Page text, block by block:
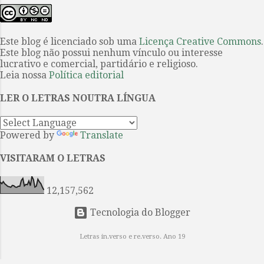
sobre uma obra de Agatha Christie
a ser produzido int...
Literária Internacional de Paraty
(Flip) de que a poeta paulista é a
homenageada na edição do evento
textos por Ieda Lebensztayin . 1. A
poesia breve e densa de Orides
Fontela coincide com a sua obra,
constituída por apenas cinco livros
avessos aos modismos de seu
singulares da poesia brasileira do
século XX. Quando se mudou...
Este blog é licenciado sob uma Licença Creative Commons.
Este blog não possui nenhum vínculo ou interesse
lucrativo e comercial, partidário e religioso.
Leia nossa Política editorial
LER O LETRAS NOUTRA LÍNGUA
Powered by Translate
VISITARAM O LETRAS
12,157,562
Tecnologia do Blogger
Letras in.verso e re.verso. Ano 19